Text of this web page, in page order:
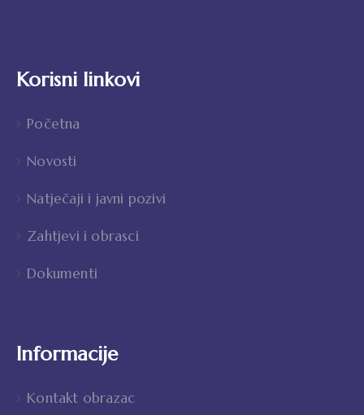
Korisni linkovi
Početna
Novosti
Natječaji i javni pozivi
Zahtjevi i obrasci
Dokumenti
Informacije
Kontakt obrazac